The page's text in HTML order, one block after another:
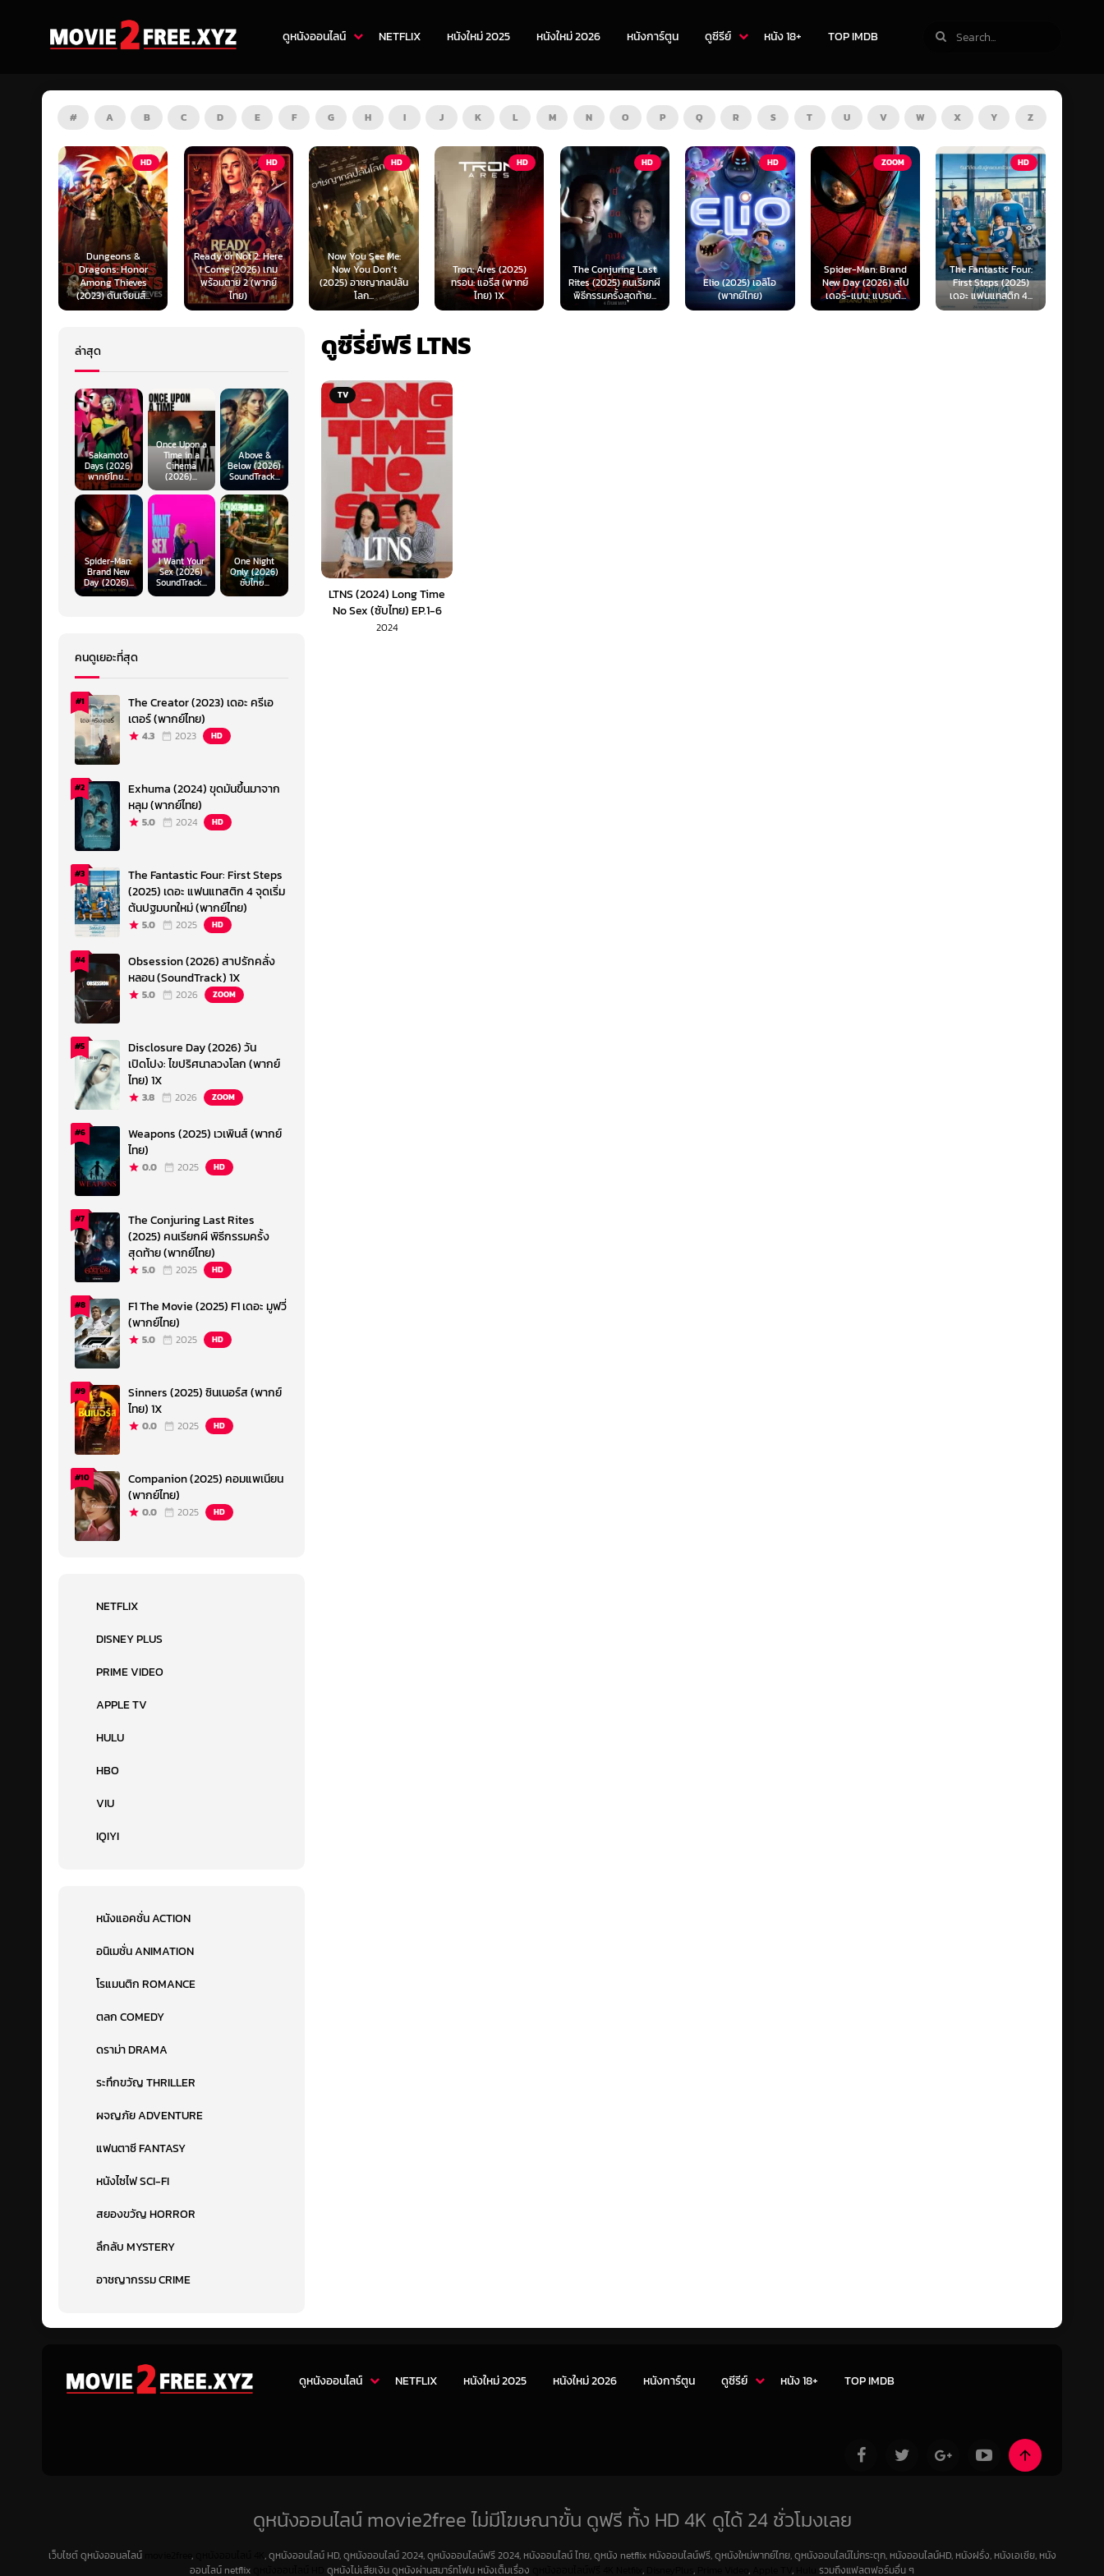
ดูหนังออนไลน์ NETFLIX หนังใหม่ 2025 หนังใหม่ 2026 หนังการ์ตูน ดูซีรีย์ หนัง 18+ TOP IMDB
# A B C D E F G H I J K L M N O P Q R S T U V W X Y Z
HD
Ready or Not 2: Here
I Come (2026) เกม
พร้อมตาย 2 (พากย์
ไทย)
HD
Now You See Me:
Now You Don’t
(2025) อาชญากลปล้น
โลก...
HD
Tron: Ares (2025)
ทรอน: แอรีส (พากย์
ไทย) 1X
HD
The Conjuring Last
Rites (2025) คนเรียกผี
พิธีกรรมครั้งสุดท้าย...
HD
Elio (2025) เอลิโอ
(พากย์ไทย)
ZOOM
Spider-Man: Brand
New Day (2026) สไป
เดอร์-แมน: แบรนด์...
HD
The Fantastic Four:
First Steps (2025)
เดอะ แฟนแทสติก 4...
HD
Kraken (2025) คราเคน
เลื้อยสยอง 20,000
โยชน์...
ดูซีรี่ย์ฟรี LTNS
TV
LTNS (2024) Long Time
No Sex (ซับไทย) EP.1-6
2024
ล่าสุด
Sakamoto
Days (2026)
พากย์ไทย...
Once Upon a
Time in a
Cinema
(2026)...
Above &
Below (2026)
SoundTrack...
Spider-Man:
Brand New
Day (2026)...
I Want Your
Sex (2026)
SoundTrack...
One Night
Only (2026)
ซับไทย...
คนดูเยอะที่สุด
#1
The Creator (2023) เดอะ ครีเอ
เตอร์ (พากย์ไทย)
4.3 2023 HD
#2
Exhuma (2024) ขุดมันขึ้นมาจาก
หลุม (พากย์ไทย)
5.0 2024 HD
#3
The Fantastic Four: First Steps
(2025) เดอะ แฟนแทสติก 4 จุดเริ่ม
ต้นปฐมบทใหม่ (พากย์ไทย)
5.0 2025 HD
#4
Obsession (2026) สาปรักคลั่ง
หลอน (SoundTrack) 1X
5.0 2026 ZOOM
#5
Disclosure Day (2026) วัน
เปิดโปง: ไขปริศนาลวงโลก (พากย์
ไทย) 1X
3.8 2026 ZOOM
#6
Weapons (2025) เวเพินส์ (พากย์
ไทย)
0.0 2025 HD
#7
The Conjuring Last Rites
(2025) คนเรียกผี พิธีกรรมครั้ง
สุดท้าย (พากย์ไทย)
5.0 2025 HD
#8
F1 The Movie (2025) F1 เดอะ มูฟวี่
(พากย์ไทย)
5.0 2025 HD
#9
Sinners (2025) ซินเนอร์ส (พากย์
ไทย) 1X
0.0 2025 HD
#10
Companion (2025) คอมแพเนียน
(พากย์ไทย)
0.0 2025 HD
NETFLIX
DISNEY PLUS
PRIME VIDEO
APPLE TV
HULU
HBO
VIU
IQIYI
หนังแอคชั่น ACTION
อนิเมชั่น ANIMATION
โรแมนติก ROMANCE
ตลก COMEDY
ดราม่า DRAMA
ระทึกขวัญ THRILLER
ผจญภัย ADVENTURE
แฟนตาซี FANTASY
หนังไซไฟ SCI-FI
สยองขวัญ HORROR
ลึกลับ MYSTERY
อาชญากรรม CRIME
ดูหนังออนไลน์ NETFLIX หนังใหม่ 2025 หนังใหม่ 2026 หนังการ์ตูน ดูซีรีย์ หนัง 18+ TOP IMDB
ดูหนังออนไลน์ movie2free ไม่มีโฆษณาขั้น ดูฟรี ทั้ง HD 4K ดูได้ 24 ชั่วโมงเลย
เว็บไซต์ ดูหนังออนลไลน์ ,
, ดูหนังออนไลน์ HD, ดูหนังออนไลน์ 2024, ดูหนังออนไลน์ฟรี 2024, หนังออนไลน์ ไทย, ดูหนัง netflix หนังออนไลน์ฟรี, ดูหนังใหม่พากย์ไทย, ดูหนังออนไลน์ไม่กระตุก, หนังออนไลน์HD, หนังฝรั่ง, หนังเอเชีย, หนัง
ออนไลน์ netflix
ดูหนังไม่เสียเงิน ดูหนังผ่านสมาร์ทโฟน หนังเต็มเรื่อง , , , , รวมถึงแฟลตฟอร์มอื่น ๆ